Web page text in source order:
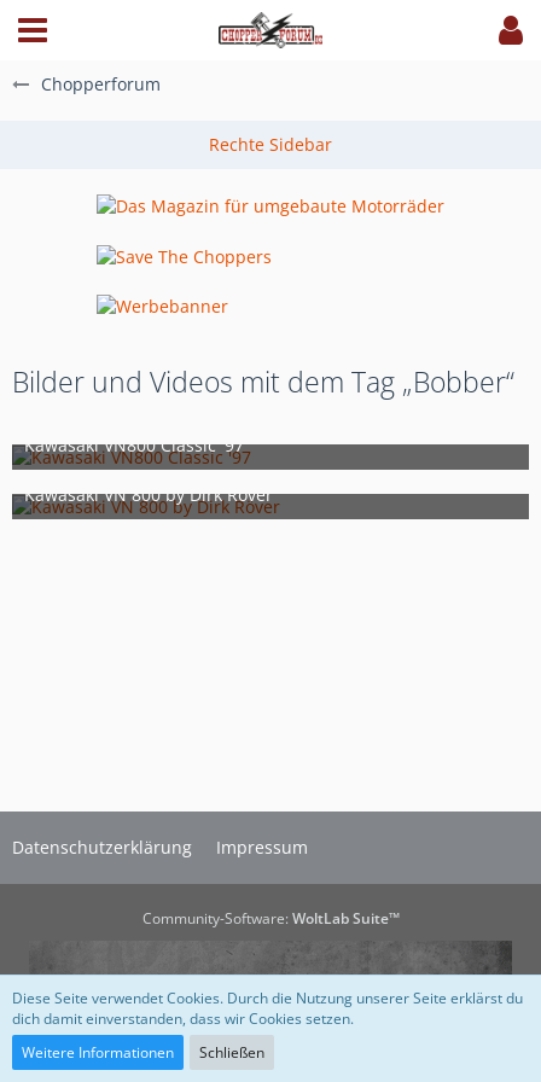
Chopperforum
Bilder und Videos mit dem Tag „Bobber“
Kawasaki VN800 Classic '97
19. März 2021
3
Kawasaki VN 800 by Dirk Röver
29. Oktober 2017
Datenschutzerklärung Impressum
Community-Software: WoltLab Suite™
Diese Seite verwendet Cookies. Durch die Nutzung unserer Seite erklärst du
dich damit einverstanden, dass wir Cookies setzen.
Weitere Informationen
Schließen